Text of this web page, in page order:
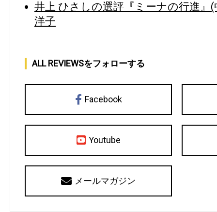
井上 ひさしの選評『ミーナの行進』
洋子
ALL REVIEWSをフォローする
Facebook
Youtube
メールマガジン